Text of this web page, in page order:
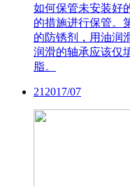
如何保管未安装好
的措施进行保管。
的防锈剂，用油润
润滑的轴承应该仅
脂。
21 2017/07